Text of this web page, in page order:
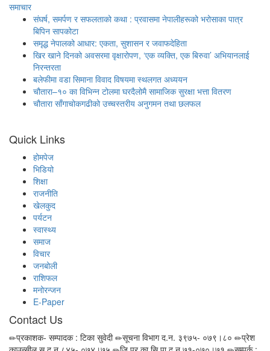
समाचार
संघर्ष, समर्पण र सफलताको कथा : प्रवासमा नेपालीहरूको भरोसाका पात्र
बिपिन सापकोटा
समृद्ध नेपालको आधार: एकता, सुशासन र जवाफदेहिता
खिर खाने दिनको अवसरमा वृक्षारोपण, ‘एक व्यक्ति, एक बिरुवा’ अभियानलाई
निरन्तरता
बलेफीमा वडा सिमाना विवाद विषयमा स्थलगत अध्ययन
चौतारा–१० का विभिन्न टोलमा घरदैलोमै सामाजिक सुरक्षा भत्ता वितरण
चौतारा साँगाचोकगढीको उच्चस्तरीय अनुगमन तथा छलफल
Quick Links
होमपेज
भिडियो
शिक्षा
राजनीति
खेलकुद
पर्यटन
स्वास्थ्य
समाज
विचार
जनबोली
राशिफल
मनोरन्जन
E-Paper
Contact Us
प्रकाशक- सम्पादक : टिका सुवेदी सूचना विभाग द.न. ३९७५- ०७९।८०
प्रेश